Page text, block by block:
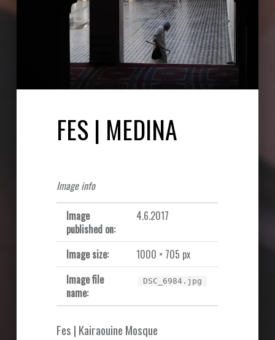
FES | MEDINA
Image info
Image
published on:
4.6.2017
Image size:
1000 × 705 px
Image file
name:
DSC_6984.jpg
Fes | Kairaouine Mosque